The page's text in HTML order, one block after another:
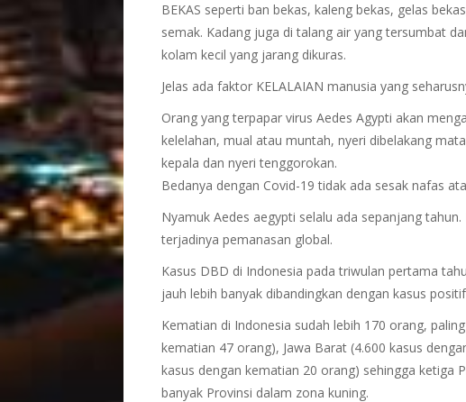
BEKAS seperti ban bekas, kaleng bekas, gelas
semak. Kadang juga di talang air yang tersumbat
kolam kecil yang jarang dikuras.
Jelas ada faktor KELALAIAN manusia yang
Orang yang terpapar virus Aedes Agypti akan
kelelahan, mual atau muntah, nyeri dibelakang
kepala dan nyeri tenggorokan.
Bedanya dengan Covid-19 tidak ada sesak nafas
Nyamuk Aedes aegypti selalu ada sepanjang
terjadinya pemanasan global.
Kasus DBD di Indonesia pada triwulan pertama
jauh lebih banyak dibandingkan dengan kasus
Kematian di Indonesia sudah lebih 170 orang,
kematian 47 orang), Jawa Barat (4.600 kasus
kasus dengan kematian 20 orang) sehingga ketiga
banyak Provinsi dalam zona kuning.